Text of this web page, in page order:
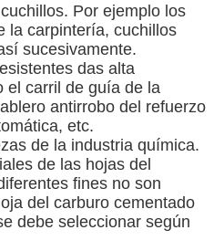
Por ejemplo los
la carpintería, cuchillos
sucesivamente.
das alta
el carril de guía de la
antirrobo del refuerzo
etc.
de la industria química.
de las hojas del
fines no son
del carburo cementado
debe seleccionar según